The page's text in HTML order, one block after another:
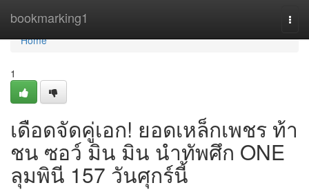
bookmarking1
Home
Home
1
เดือดจัดคู่เอก! ยอดเหล็กเพชร ท้า
ชน ซอว์ มิน มิน นำทัพศึก ONE
ลุมพินี 157 วันศุกร์นี้